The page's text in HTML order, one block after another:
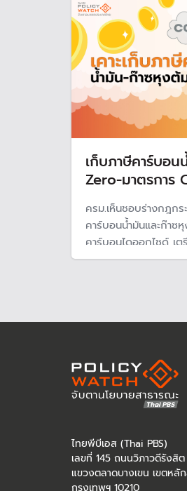
พร้อมเผยวิธีลงทะเบีย
Thailand
เก็บภาษีคาร์บอ
Zero-มาตรการ
ครม.เห็นชอบร่างกฎก
คาร์บอนน้ำมันและก๊า
คาร์บอนไดออกไซด์ เ
CBAM ส่งสินค้าไปต่า
ไทยพีบีเอส (Thai PBS)
เลขที่ 145 ถนนวิภาวดีรังสิต
แขวงตลาดบางเขน เขตหลั
กรุงเทพฯ 10210